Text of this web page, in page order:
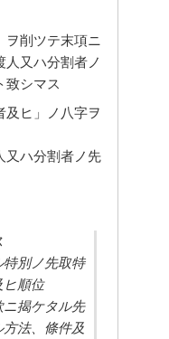
ヲ削ツテ末項ニ
人又ハ分割者ノ
致シマス
及ヒ」ノ八字ヲ
又ハ分割者ノ先
別ノ先取特
ヒ順位
揭ケタル先
法、條件及